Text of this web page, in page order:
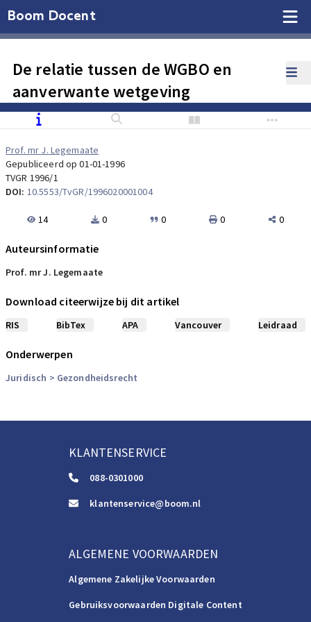
Boom Docent
De relatie tussen de WGBO en
aanverwante wetgeving
Prof. mr J. Legemaate
Gepubliceerd op 01-01-1996
TVGR 1996/1
DOI: 10.5553/TvGR/1996020001004
14 0 0 0 0
Auteursinformatie
Prof. mr J. Legemaate
Download citeerwijze bij dit artikel
RIS BibTex APA Vancouver Leidraad
Onderwerpen
Juridisch > Gezondheidsrecht
KLANTENSERVICE
088-0301000
klantenservice@boom.nl
ALGEMENE VOORWAARDEN
Algemene Zakelijke Voorwaarden
Gebruiksvoorwaarden Digitale Content